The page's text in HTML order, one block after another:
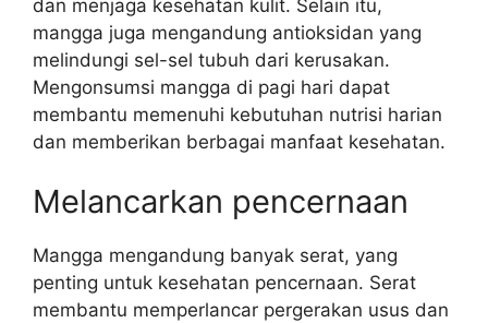
dan menjaga kesehatan kulit. Selain itu,
mangga juga mengandung antioksidan yang
melindungi sel-sel tubuh dari kerusakan.
Mengonsumsi mangga di pagi hari dapat
membantu memenuhi kebutuhan nutrisi harian
dan memberikan berbagai manfaat kesehatan.
Melancarkan pencernaan
Mangga mengandung banyak serat, yang
penting untuk kesehatan pencernaan. Serat
membantu memperlancar pergerakan usus dan